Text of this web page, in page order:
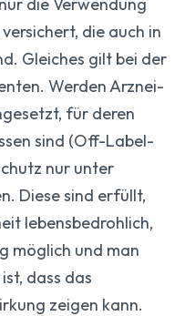
die auch in
Gleiches gilt bei der
Werden Arznei­
für deren
sind (Off-Label-
nur unter
Diese sind erfüllt,
lebens­bedrohlich,
möglich und man
dass das
zeigen kann.